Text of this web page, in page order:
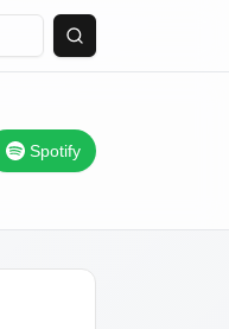
Buscar
Spotify